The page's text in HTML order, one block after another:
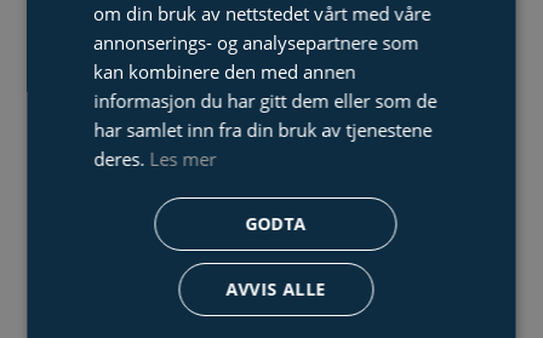
Økt levetid på rør
Ved å fjerne hindringer og
klargjøre rørene korrekt før
rehabilitering, sikres bedre
resultat og lengre levetid på
Teknologi og
Moderne freseroboter finnes i
om din bruk av nettstedet vårt med våre
annonserings- og analysepartnere som
kan kombinere den med annen
informasjon du har gitt dem eller som de
har samlet inn fra din bruk av tjenestene
deres. Les mer
GODTA
AVVIS ALLE